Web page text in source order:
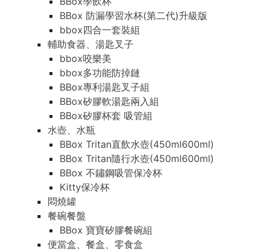
BBox 防漏學習水杯(第二代)升級版
bbox四合一套裝組
輔助食器、湯匙叉子
bbox咬樂美
bbox多功能防掉鏈
BBox專利湯匙叉子組
BBox矽膠軟湯匙兩入組
BBox矽膠杯套 吸管組
水壺、水瓶
BBox Tritan直飲水壺(450ml600ml)
BBox Tritan隨行水壺(450ml600ml)
BBox 不鏽鋼吸管保冷杯
Kitty保冷杯
悶燒罐
餐碗餐盤
BBox 寶寶矽膠餐碗組
便當盒、餐盒、零食盒